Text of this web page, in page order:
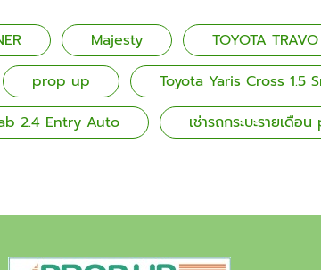
Majesty TOYOTA TRAVO
prop up Toyota Yaris Cross 1.5
2.4 Entry Auto
เช่ารถกระบะรายเดือ